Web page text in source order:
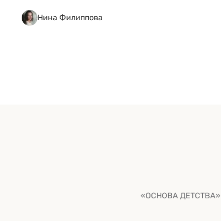
авторитетных проектов: их ведут специалисты в
своем деле — искусствоведы, историки, эксперты
Нина Филиппова
«ОСНОВА ДЕТСТВА»